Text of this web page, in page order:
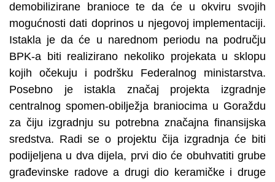
demobilizirane branioce te da će u okviru svojih
mogućnosti dati doprinos u njegovoj implementaciji.
Istakla je da će u narednom periodu na području
BPK-a biti realizirano nekoliko projekata u sklopu
kojih očekuju i podršku Federalnog ministarstva.
Posebno je istakla značaj projekta izgradnje
centralnog spomen-obilježja braniocima u Goraždu
za čiju izgradnju su potrebna značajna finansijska
sredstva. Radi se o projektu čija izgradnja će biti
podijeljena u dva dijela, prvi dio će obuhvatiti grube
građevinske radove a drugi dio keramičke i druge